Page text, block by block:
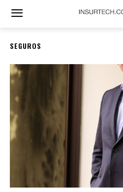
SEGUROS